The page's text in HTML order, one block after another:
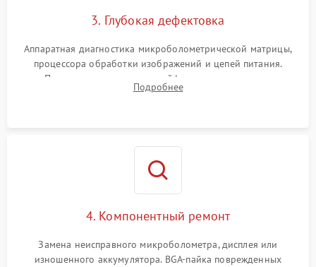
3. Глубокая дефектовка
Аппаратная диагностика микроболометрической матрицы,
процессора обработки изображений и цепей питания.
Проверка целостности шлейфов, модуля памяти и
интерфейсов связи. Выявление сгоревших SMD-компонентов
Подробнее
4. Компонентный ремонт
Замена неисправного микроболометра, дисплея или
изношенного аккумулятора. BGA-пайка поврежденных